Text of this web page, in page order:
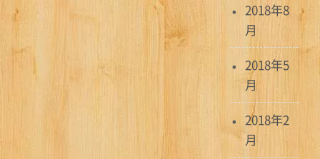
2018年8
月
2018年5
月
2018年2
月